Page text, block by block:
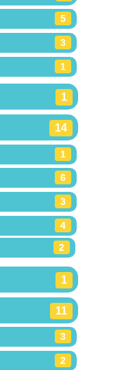
5
3
1
1
14
1
6
3
4
2
1
11
3
2